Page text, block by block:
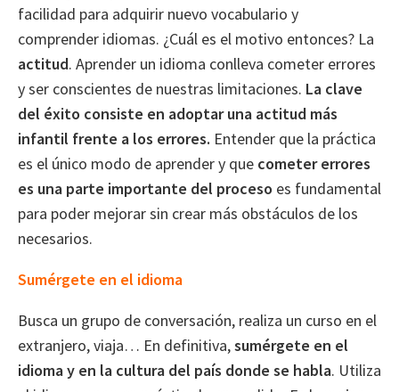
facilidad para adquirir nuevo vocabulario y
comprender idiomas. ¿Cuál es el motivo entonces? La
actitud. Aprender un idioma conlleva cometer errores
y ser conscientes de nuestras limitaciones. La clave
del éxito consiste en adoptar una actitud más
infantil frente a los errores. Entender que la práctica
es el único modo de aprender y que cometer errores
es una parte importante del proceso es fundamental
para poder mejorar sin crear más obstáculos de los
necesarios.
Sumérgete en el idioma
Busca un grupo de conversación, realiza un curso en el
extranjero, viaja… En definitiva,sumérgete en el
idioma y en la cultura del país donde se habla. Utiliza